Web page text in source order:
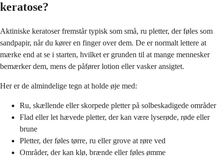
keratose?
Aktiniske keratoser fremstår typisk som små, ru pletter, der føles som
sandpapir, når du kører en finger over dem. De er normalt lettere at
mærke end at se i starten, hvilket er grunden til at mange mennesker
bemærker dem, mens de påfører lotion eller vasker ansigtet.
Her er de almindelige tegn at holde øje med:
Ru, skællende eller skorpede pletter på solbeskadigede områder
Flad eller let hævede pletter, der kan være lyserøde, røde eller
brune
Pletter, der føles tørre, ru eller grove at røre ved
Områder, der kan klø, brænde eller føles ømme